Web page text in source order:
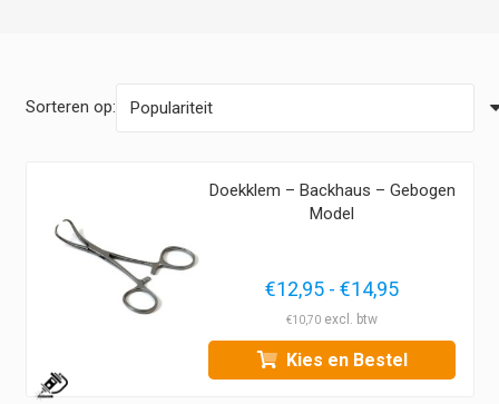
Sorteren op:
1
Doekklem – Backhaus – Gebogen
Model
€12,95 - €14,95
tot
€14,95
€10,70
Kies en Bestel